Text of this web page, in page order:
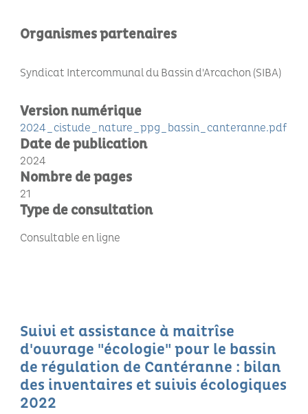
Organismes partenaires
Syndicat Intercommunal du Bassin d'Arcachon (SIBA)
Version numérique
2024_cistude_nature_ppg_bassin_canteranne.pdf
Date de publication
2024
Nombre de pages
21
Type de consultation
Consultable en ligne
Suivi et assistance à maitrîse
d'ouvrage "écologie" pour le bassin
de régulation de Cantéranne : bilan
des inventaires et suivis écologiques
2022